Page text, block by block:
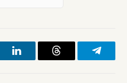
LinkedInThreads